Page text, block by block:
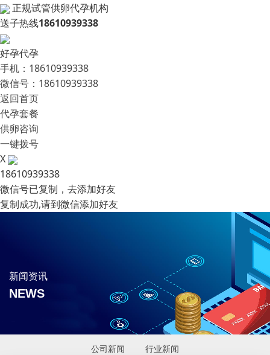
正规试管供卵代孕机构
送子热线18610939338
好孕代孕
手机：18610939338
微信号：18610939338
返回首页
代孕套餐
供卵咨询
一键拨号
X
18610939338
微信号已复制，去添加好友
复制成功,请到微信添加好友
新闻资讯
NEWS
公司新闻 行业新闻